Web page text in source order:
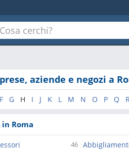
aziende e negozi a
F G H I J K L M N O P Q
Roma
46